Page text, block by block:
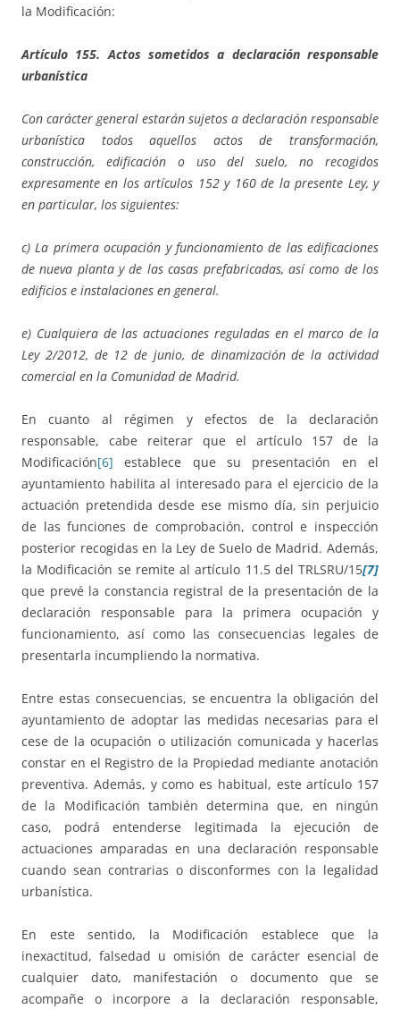
la Modificación:
Artículo 155. Actos sometidos a declaración responsable
urbanística
Con carácter general estarán sujetos a declaración responsable
urbanística todos aquellos actos de transformación,
construcción, edificación o uso del suelo, no recogidos
expresamente en los artículos 152 y 160 de la presente Ley, y
en particular, los siguientes:
c) La primera ocupación y funcionamiento de las edificaciones
de nueva planta y de las casas prefabricadas, así como de los
edificios e instalaciones en general.
e) Cualquiera de las actuaciones reguladas en el marco de la
Ley 2/2012, de 12 de junio, de dinamización de la actividad
comercial en la Comunidad de Madrid.
En cuanto al régimen y efectos de la declaración
responsable, cabe reiterar que el artículo 157 de la
Modificación[6] establece que su presentación en el
ayuntamiento habilita al interesado para el ejercicio de la
actuación pretendida desde ese mismo día, sin perjuicio
de las funciones de comprobación, control e inspección
posterior recogidas en la Ley de Suelo de Madrid. Además,
la Modificación se remite al artículo 11.5 del TRLSRU/15[7]
que prevé la constancia registral de la presentación de la
declaración responsable para la primera ocupación y
funcionamiento, así como las consecuencias legales de
presentarla incumpliendo la normativa.
Entre estas consecuencias, se encuentra la obligación del
ayuntamiento de adoptar las medidas necesarias para el
cese de la ocupación o utilización comunicada y hacerlas
constar en el Registro de la Propiedad mediante anotación
preventiva. Además, y como es habitual, este artículo 157
de la Modificación también determina que, en ningún
caso, podrá entenderse legitimada la ejecución de
actuaciones amparadas en una declaración responsable
cuando sean contrarias o disconformes con la legalidad
urbanística.
En este sentido, la Modificación establece que la
inexactitud, falsedad u omisión de carácter esencial de
cualquier dato, manifestación o documento que se
acompañe o incorpore a la declaración responsable,